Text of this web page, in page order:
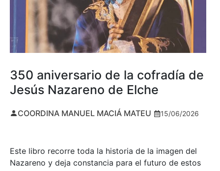
350 aniversario de la cofradía de
Jesús Nazareno de Elche
COORDINA MANUEL MACIÁ MATEU 15/06/2026
Este libro recorre toda la historia de la imagen del
Nazareno y deja constancia para el futuro de estos